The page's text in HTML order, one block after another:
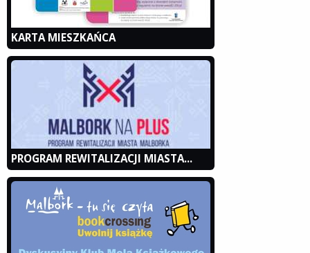
KARTA MIESZKAŃCA
PROGRAM REWITALIZACJI MIASTA...